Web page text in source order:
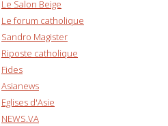
Le Salon Beige
Le forum catholique
Sandro Magister
Riposte catholique
Fides
Asianews
Eglises d'Asie
NEWS.VA